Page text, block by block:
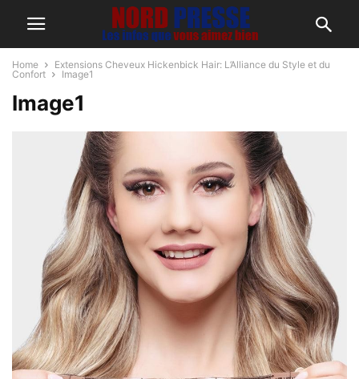
Home
Extensions Cheveux Hickenbick Hair: L’Alliance du Style et du
Confort
Image1
Image1